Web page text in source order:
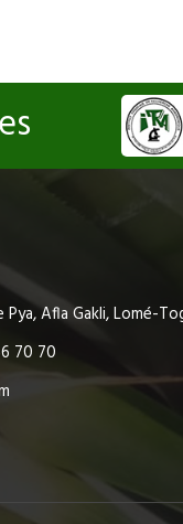
Afla Gakli, Lomé-
70 70